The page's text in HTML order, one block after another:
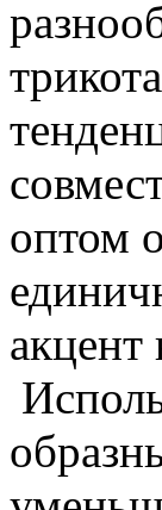
оптом